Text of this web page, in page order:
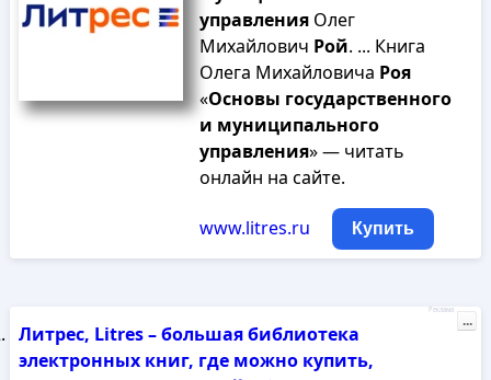
управленияОлег
Михайлович Рой. ... Книга
Олега Михайловича Роя
«Основы государственного
и муниципального
управления» — читать
онлайн на сайте.
www.litres.ru Купить
Литрес, Litres – большая библиотека
электронных книг, где можно купить,
Реклама
...